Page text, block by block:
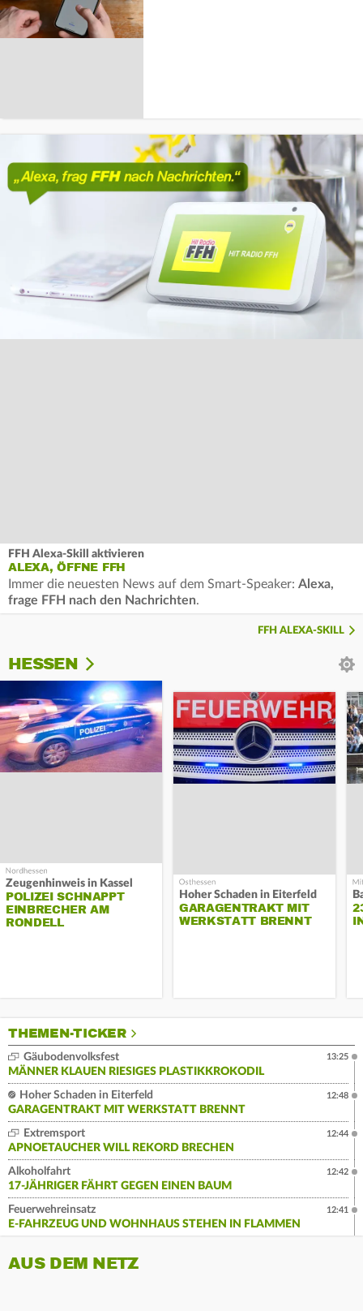
FFH Alexa-Skill aktivieren
ALEXA, ÖFFNE FFH
Immer die neuesten News auf dem Smart-Speaker: Alexa,
frage FFH nach den Nachrichten.
FFH ALEXA-SKILL
HESSEN
Zeugenhinweis in Kassel
POLIZEI SCHNAPPT
EINBRECHER AM
RONDELL
Hoher Schaden in Eiterfeld
GARAGENTRAKT MIT
WERKSTATT BRENNT
THEMEN-TICKER
Gäubodenvolksfest
MÄNNER KLAUEN RIESIGES PLASTIKKROKODIL
13:25
Hoher Schaden in Eiterfeld
GARAGENTRAKT MIT WERKSTATT BRENNT
12:48
Extremsport
APNOETAUCHER WILL REKORD BRECHEN
12:44
Alkoholfahrt
17-JÄHRIGER FÄHRT GEGEN EINEN BAUM
12:42
Feuerwehreinsatz
E-FAHRZEUG UND WOHNHAUS STEHEN IN FLAMMEN
12:41
AUS DEM NETZ